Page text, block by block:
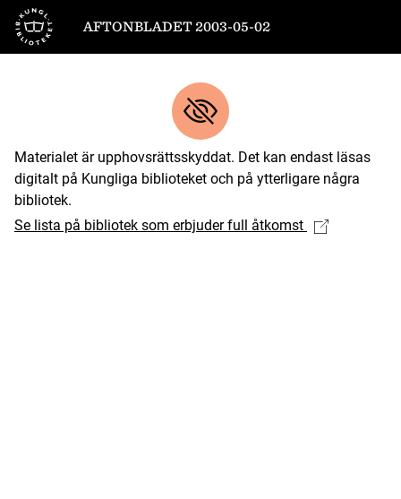
Till startsidan
AFTONBLADET 2003-05-02
Materialet är upphovsrättsskyddat. Det kan endast läsas
digitalt på Kungliga biblioteket och på ytterligare några
bibliotek.
Se lista på bibliotek som erbjuder full åtkomst